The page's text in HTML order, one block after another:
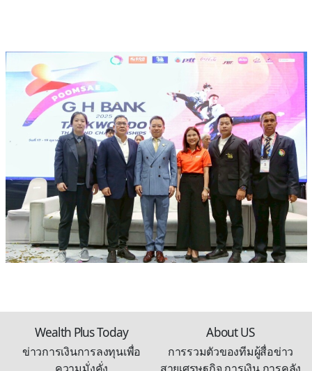
Wealth Plus Today
ข่าวการเงินการลงทุนเพื่อ
About US
การรวมตัวของทีมผู้สื่อข่าว